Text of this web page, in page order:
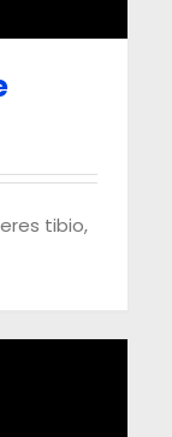
tibio,